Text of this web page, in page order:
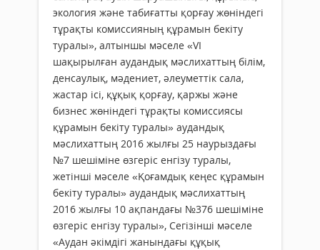
экология және табиғатты қорғау жөніндегі
тұрақты комиссияның құрамын бекіту
туралы», алтыншы мәселе «VI
шақырылған аудандық мәслихаттың білім,
денсаулық, мәдениет, әлеуметтік сала,
жастар ісі, құқық қорғау, қаржы және
бизнес жөніндегі тұрақты комиссиясы
құрамын бекіту туралы» аудандық
мәслихаттың 2016 жылғы 25 наурыздағы
№7 шешіміне өзгеріс енгізу туралы,
жетінші мәселе «Қоғамдық кеңес құрамын
бекіту туралы» аудандық мәслихаттың
2016 жылғы 10 ақпандағы №376 шешіміне
өзгеріс енгізу туралы», Сегізінші мәселе
«Аудан әкімдігі жанындағы құқық